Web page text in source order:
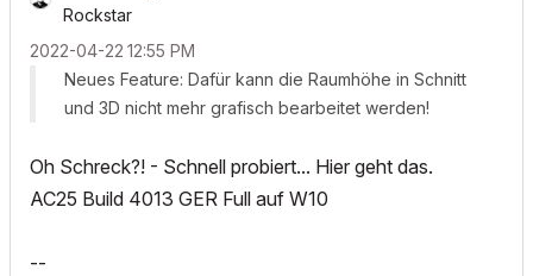
Rockstar
‎2022-04-22 12:55 PM
Neues Feature: Dafür kann die Raumhöhe in Schnitt
und 3D nicht mehr grafisch bearbeitet werden!
Oh Schreck?! - Schnell probiert... Hier geht das.
AC25 Build 4013 GER Full auf W10
--